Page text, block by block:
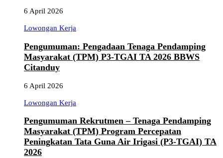
6 April 2026
Lowongan Kerja
Pengumuman: Pengadaan Tenaga Pendamping
Masyarakat (TPM) P3-TGAI TA 2026 BBWS
Citanduy
6 April 2026
Lowongan Kerja
Pengumuman Rekrutmen – Tenaga Pendamping
Masyarakat (TPM) Program Percepatan
Peningkatan Tata Guna Air Irigasi (P3-TGAI) TA
2026